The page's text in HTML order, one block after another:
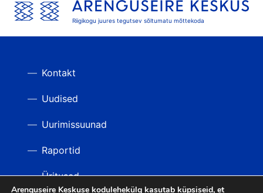
Riigikogu juures tegutsev sõltumatu mõttekoda
Kontakt
Uudised
Uurimissuunad
Raportid
Üritused
Arenguseire Keskuse kodulehekülg kasutab küpsiseid, et